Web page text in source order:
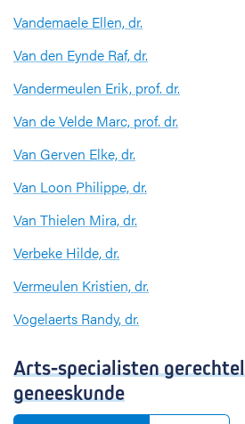
Vandemaele Ellen, dr.
Van den Eynde Raf, dr.
Vandermeulen Erik, prof. dr.
Van de Velde Marc, prof. dr.
Van Gerven Elke, dr.
Van Loon Philippe, dr.
Van Thielen Mira, dr.
Verbeke Hilde, dr.
Vermeulen Kristien, dr.
Vogelaerts Randy, dr.
Arts-specialisten
geneeskunde